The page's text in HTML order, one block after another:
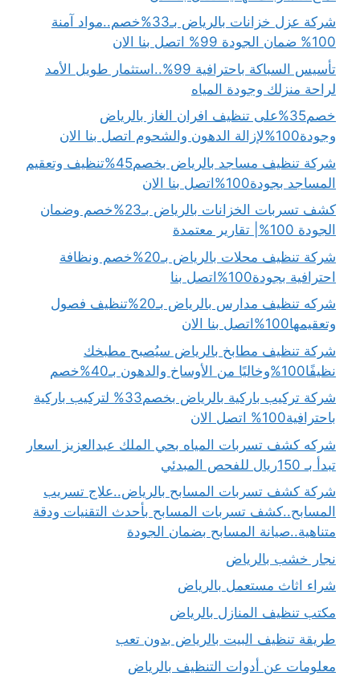
شركة عزل خزانات بالرياض بـ33%خصم..مواد آمنة
100% ضمان الجودة 99% اتصل بنا الان
تأسيس السباكة باحترافية 99%..استثمار طويل الأمد
لراحة منزلك وجودة المياه
خصم35%على تنظيف افران الغاز بالرياض
وجودة100%لإزالة الدهون والشحوم اتصل بنا الان
شركة تنظيف مساجد بالرياض بخصم45%تنظيف وتعقيم
المساجد بجودة100%اتصل بنا الان
كشف تسربات الخزانات بالرياض بـ23%خصم وضمان
الجودة 100%| تقارير معتمدة
شركة تنظيف محلات بالرياض بـ20%خصم ونظافة
احترافية بجودة100%اتصل بنا
شركه تنظيف مدارس بالرياض بـ20%تنظيف فصول
وتعقيمها100%اتصل بنا الان
شركة تنظيف مطابخ بالرياض سيُصبح مطبخك
نظيفًا100%وخاليًا من الأوساخ والدهون بـ40%خصم
شركة تركيب باركية بالرياض بخصم33% لتركيب باركية
باحترافية100% اتصل الان
شركه كشف تسربات المياه بحي الملك عبدالعزيز اسعار
تبدأ بـ 150ريال للفحص المبدئي
شركة كشف تسربات المسابح بالرياض..علاج تسريب
المسابح..كشف تسربات المسابح بأحدث التقنيات ودقة
متناهية..صيانة المسابح بضمان الجودة
نجار خشب بالرياض
شراء اثاث مستعمل بالرياض
مكتب تنظيف المنازل بالرياض
طريقة تنظيف البيت بالرياض بدون تعب
معلومات عن أدوات التنظيف بالرياض